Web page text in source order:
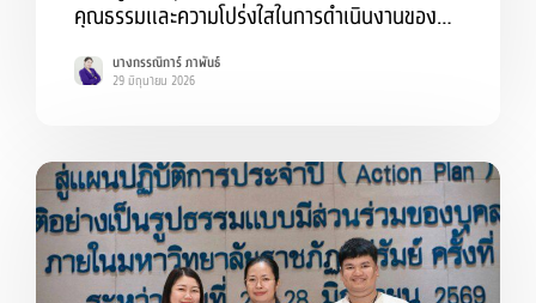
คุณธรรมและความโปร่งใสในการดำเนินงานของ
Transparency Assessment: ITA) ประจำ
นางกรรณิการ์ ภาพันธ์
29 มิถุนายน 2026